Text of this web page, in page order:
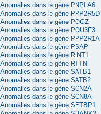
Anomalies dans le gène PNPLA6
Anomalies dans le gène PPP2R5D
Anomalies dans le gène POGZ
Anomalies dans le gène POU3F3
Anomalies dans le gène PPP2R1A
Anomalies dans le gène PSAP
Anomalies dans le gène RINT1
Anomalies dans le gène RTTN
Anomalies dans le gène SATB1
Anomalies dans le gène SATB2
Anomalies dans le gène SCN2A
Anomalies dans le gène SCN8A
Anomalies dans le gène SETBP1